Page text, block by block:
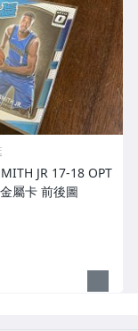
17-18 OPT
IC 新人RC金屬卡 前後圖